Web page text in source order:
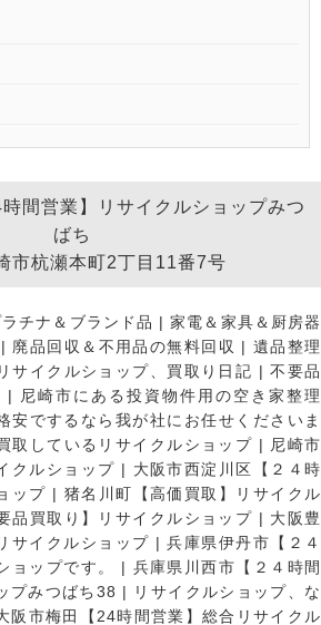
間営業】リサイクルショップみつ
ばち
市杭瀬本町2丁目11番7号
チナ＆ブランド品 |家電＆家具＆厨房器
| 廃品回収＆不用品の無料回収 | 遺品整理
リサイクルショップ、買取り日記 |不要品
|
尼崎市にある投資物件用の空き家整理
安でするなら我が社にお任せくださいま
取しているリサイクルショップ | 尼崎市
クルショップ | 大阪市西淀川区【２４時
ップ | 猪名川町【高価買取】リサイクル
品買取り】リサイクルショップ | 大阪豊
サイクルショップ |兵庫県伊丹市【２４
ョップです。
| 兵庫県川西市【２４時間
プみつばち38 |
リサイクルショップ、な
阪市梅田【24時間営業】総合リサイクル